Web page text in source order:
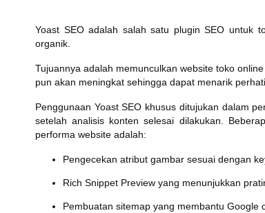
Yoast SEO adalah salah satu plugin SEO untuk
organik.
Tujuannya adalah memunculkan website toko
pun akan meningkat sehingga dapat menarik
Penggunaan Yoast SEO khusus ditujukan dalam
setelah analisis konten selesai dilakukan.
performa website adalah:
Pengecekan atribut gambar sesuai dengan
Rich Snippet Preview yang menunjukkan
Pembuatan sitemap yang membantu Google